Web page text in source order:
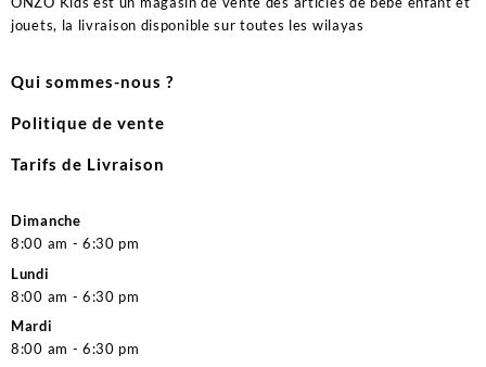
jouets, la livraison disponible sur toutes les wilayas
Qui sommes-nous ?
Politique de vente
Tarifs de Livraison
Dimanche
8:00 am - 6:30 pm
Lundi
8:00 am - 6:30 pm
Mardi
8:00 am - 6:30 pm